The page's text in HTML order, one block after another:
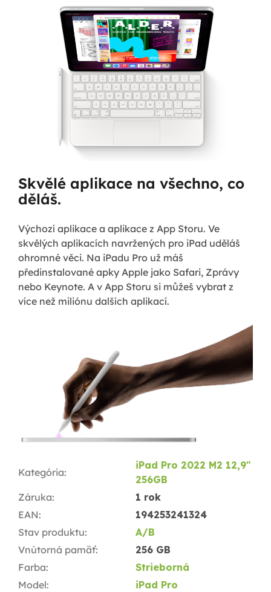
Skvělé aplikace na všechno, co
děláš.
Výchozí aplikace a aplikace z App Storu. Ve
skvělých aplikacích navržených pro iPad uděláš
ohromné věci. Na iPadu Pro už máš
předinstalované apky Apple jako Safari, Zprávy
nebo Keynote. A v App Storu si můžeš vybrat z
více než miliónu dalších aplikací.
Kategória:
iPad Pro 2022 M2 12,9"
256GB
Záruka:
1 rok
EAN:
194253241324
Stav produktu:
A/B
Vnútorná pamäť:
256 GB
Farba:
Strieborná
Model:
iPad Pro